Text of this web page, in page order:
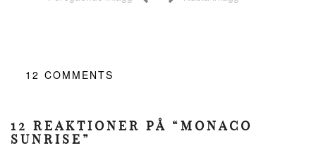
12 COMMENTS
12 REAKTIONER PÅ “MONACO
SUNRISE”